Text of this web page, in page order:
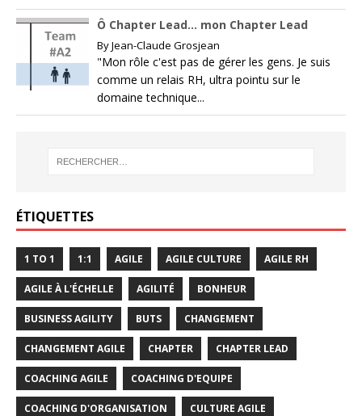
Ô Chapter Lead… mon Chapter Lead
ByJean-Claude Grosjean
"Mon rôle c'est pas de gérer les gens. Je suis
comme un relais RH, ultra pointu sur le
domaine technique...
ÉTIQUETTES
1 TO 1 1:1 AGILE AGILE CULTURE AGILE RH
AGILE À L'ÉCHELLE AGILITÉ BONHEUR
BUSINESS AGILITY BUTS CHANGEMENT
CHANGEMENT AGILE CHAPTER CHAPTER LEAD
COACHING AGILE COACHING D'EQUIPE
COACHING D'ORGANISATION CULTURE AGILE